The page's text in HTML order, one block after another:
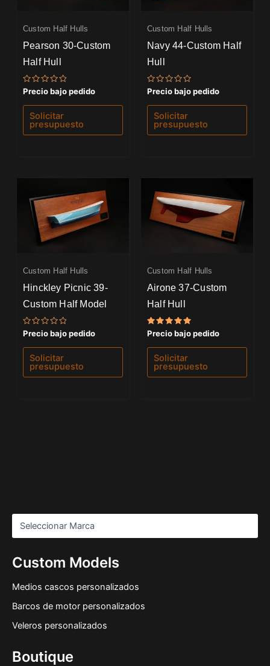
Custom Models
Medios cascos personalizados
Barcos de motor personalizados
Veleros personalizados
Boutique
Custom Half Hulls
Pearson 30-Custom
Half Hull
Valorado
con
0
de
Precio bajo pedido
Solicitar
presupuesto
Custom Half Hulls
Navy 44-Custom Half
Hull
Valorado
con
0
de
Precio bajo pedido
Solicitar
presupuesto
Custom Half Hulls
Hinckley Picnic 39-
Custom Half Model
Valorado
0
de
Precio bajo pedido
Solicitar
presupuesto
Custom Half Hulls
Airone 37-Custom
Half Hull
Valorado
5.00
de 5
Precio bajo pedido
Solicitar
presupuesto